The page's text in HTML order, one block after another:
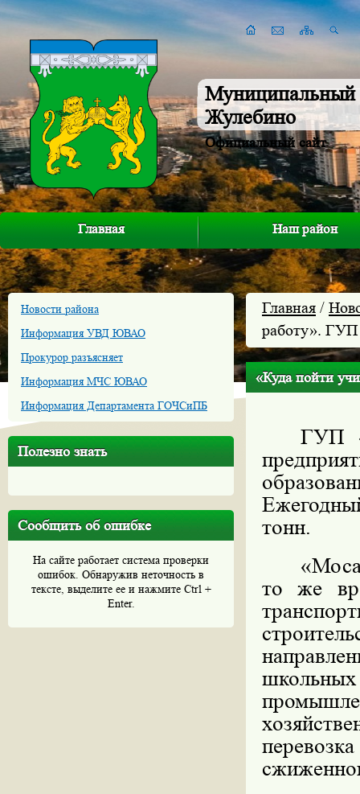
Муниципальный
Жулебино
Официальный сайт
Главная Наш район
Новости района
Информация УВД ЮВАО
Прокурор разъясняет
Информация МЧС ЮВАО
Информация Департамента ГОЧСиПБ
Полезно знать
Сообщить об ошибке
На сайте работает система проверки
ошибок. Обнаружив неточность в
тексте, выделите ее и нажмите Ctrl +
Enter.
Главная /
работу». ГУП
«Куда пойти
ГУП
тонн.
то же